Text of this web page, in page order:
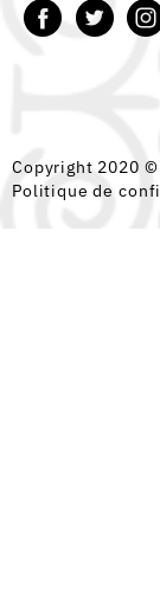
Copyright 2020 ©
Politique de